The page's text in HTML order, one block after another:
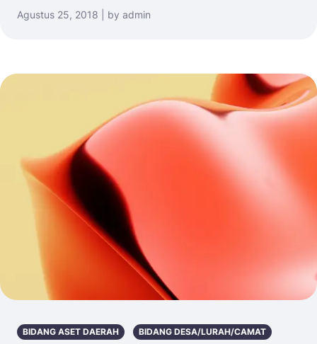
Agustus 25, 2018 | by admin
BIDANG ASET DAERAH BIDANG DESA/LURAH/CAMAT